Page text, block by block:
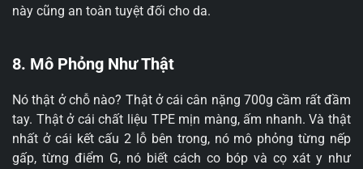
này cũng an toàn tuyệt đối cho da.
8. Mô Phỏng Như Thật
Nó thật ở chỗ nào? Thật ở cái cân nặng 700g cầm rất đầm
tay. Thật ở cái chất liệu TPE mịn màng, ấm nhanh. Và thật
nhất ở cái kết cấu 2 lỗ bên trong, nó mô phỏng từng nếp
gấp, từng điểm G, nó biết cách co bóp và cọ xát y như